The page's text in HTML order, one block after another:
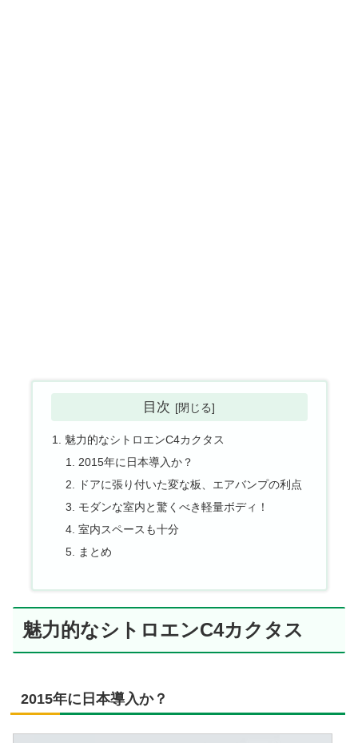
目次
魅力的なシトロエンC4カクタス
2015年に日本導入か？
ドアに張り付いた変な板、エアバンプの利点
モダンな室内と驚くべき軽量ボディ！
室内スペースも十分
まとめ
魅力的なシトロエンC4カクタス
2015年に日本導入か？